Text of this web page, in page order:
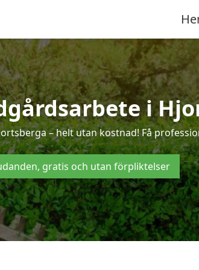
i
– helt utan kostnad! Få
gratis och utan förpliktelser